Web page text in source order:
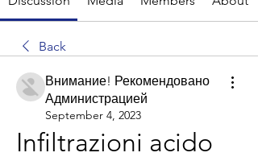
Back
Внимание! Рекомендовано
Администрацией
September 4, 2023
Infiltrazioni acido